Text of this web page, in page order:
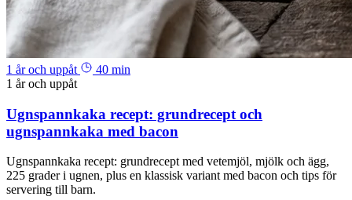
1 år och uppåt
40 min
1 år och uppåt
Ugnspannkaka recept: grundrecept och
ugnspannkaka med bacon
Ugnspannkaka recept: grundrecept med vetemjöl, mjölk och ägg,
225 grader i ugnen, plus en klassisk variant med bacon och tips för
servering till barn.